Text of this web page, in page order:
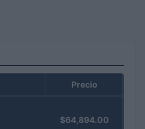
Precio
$64,894.00